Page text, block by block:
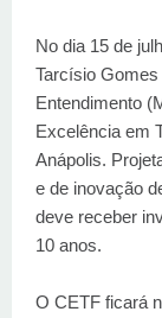
No dia 15 de
Tarcísio
Entendimento
Excelência em
Anápolis.
e de inovação
deve receber
10 anos.
O CETF ficará